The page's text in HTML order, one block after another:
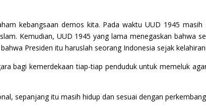
kebangsaan demos kita. Pada waktu UUD 1945
Kemudian, UUD 1945 yang lama menegaskan bahwa
Presiden itu haruslah seorang Indonesia sejak
bagi kemerdekaan tiap-tiap penduduk untuk memeluk
sepanjang itu masih hidup dan sesuai dengan